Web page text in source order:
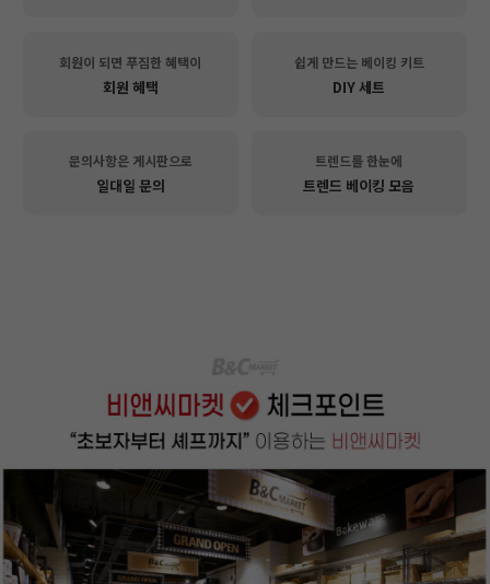
회원이 되면 푸짐한 혜택이
회원 혜택
쉽게 만드는 베이킹 키트
DIY 세트
문의사항은 게시판으로
일대일 문의
트렌드를 한눈에
트렌드 베이킹 모음